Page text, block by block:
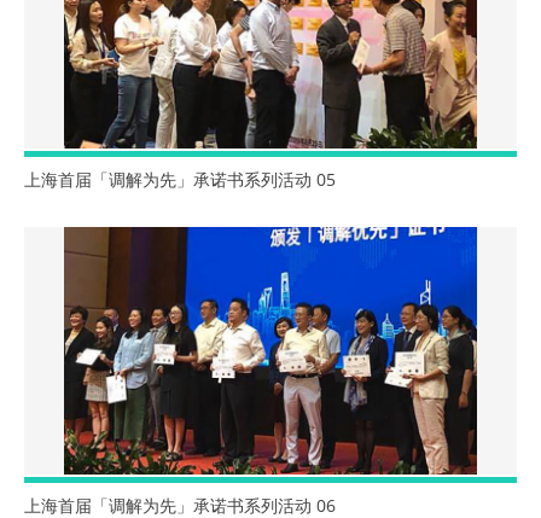
上海首届「调解为先」承诺书系列活动 05
上海首届「调解为先」承诺书系列活动 06